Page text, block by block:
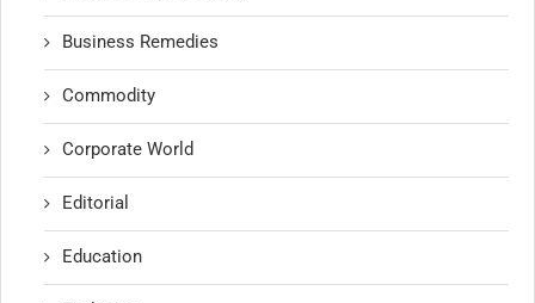
Business Remedies
Commodity
Corporate World
Editorial
Education